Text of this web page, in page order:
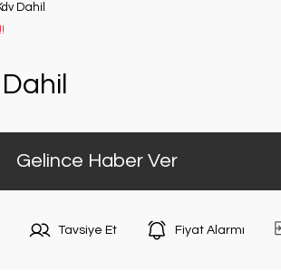
Dahil
Gelince Haber Ver
Tavsiye Et Fiyat Alarmı